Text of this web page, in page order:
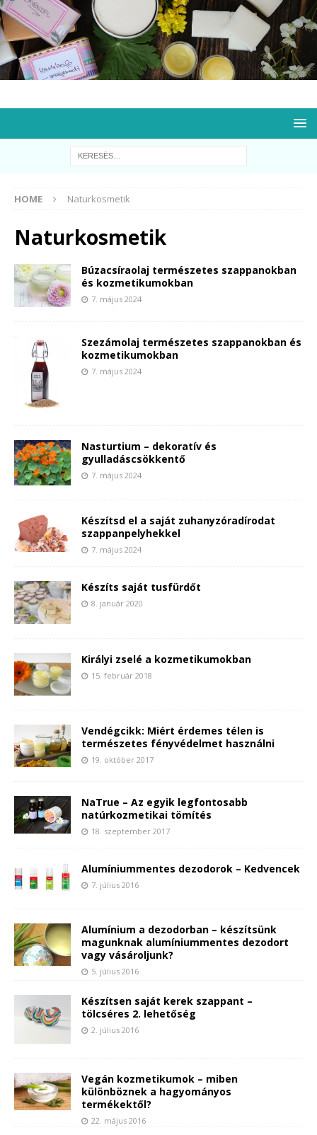
HOME Naturkosmetik
Naturkosmetik
Búzacsíraolaj természetes szappanokban
és kozmetikumokban
7. május 2024
Szezámolaj természetes szappanokban és
kozmetikumokban
7. május 2024
Nasturtium – dekoratív és
gyulladáscsökkentő
7. május 2024
Készítsd el a saját zuhanyzóradírodat
szappanpelyhekkel
7. május 2024
Készíts saját tusfürdőt
8. január 2020
Királyi zselé a kozmetikumokban
15. február 2018
Vendégcikk: Miért érdemes télen is
természetes fényvédelmet használni
19. október 2017
NaTrue – Az egyik legfontosabb
natúrkozmetikai tömítés
18. szeptember 2017
Alumíniummentes dezodorok – Kedvencek
7. július 2016
Alumínium a dezodorban – készítsünk
magunknak alumíniummentes dezodort
vagy vásároljunk?
5. július 2016
Készítsen saját kerek szappant –
tölcséres 2. lehetőség
2. július 2016
Vegán kozmetikumok – miben
különböznek a hagyományos
termékektől?
22. május 2016